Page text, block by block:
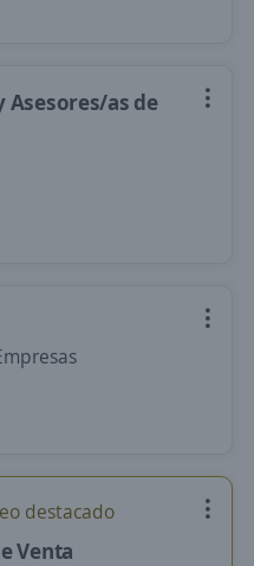
Asesores/as de
destacado
Venta